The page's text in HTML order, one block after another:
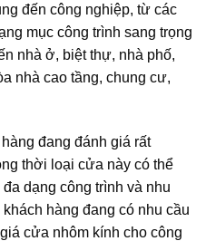
đến công nghiệp, từ các
mục công trình sang trọng
nhà ở, biệt thự, nhà phố,
nhà cao tầng, chung cư,
đang đánh giá rất
thời loại cửa này có thể
dạng công trình và nhu
hàng đang có nhu cầu
cửa nhôm kính cho công